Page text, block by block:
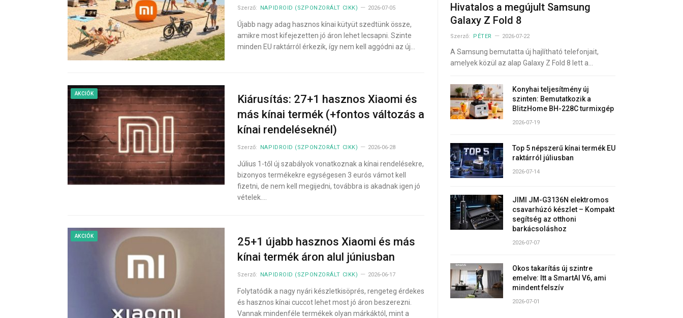
Szerző: NAPIDROID (SZPONZORÁLT CIKK) 2026-07-05
Újabb nagy adag hasznos kínai kütyüt szedtünk össze,
amikre most kifejezetten jó áron lehet lecsapni. Szinte
minden EU raktárról érkezik, így nem kell aggódni az új…
AKCIÓK
Kiárusítás: 27+1 hasznos Xiaomi és
más kínai termék (+fontos változás a
kínai rendeléseknél)
Szerző: NAPIDROID (SZPONZORÁLT CIKK) 2026-06-28
Július 1-től új szabályok vonatkoznak a kínai rendelésekre,
bizonyos termékekre egységesen 3 eurós vámot kell
fizetni, de nem kell megijedni, továbbra is akadnak igen jó
vételek.…
AKCIÓK
25+1 újabb hasznos Xiaomi és más
kínai termék áron alul júniusban
Szerző: NAPIDROID (SZPONZORÁLT CIKK) 2026-06-17
Folytatódik a nagy nyári készletkisöprés, rengeteg érdekes
és hasznos kínai cuccot lehet most jó áron beszerezni.
Vannak mindenféle termékek olyan márkáktól, mint a
Hivatalos a megújult Samsung
Galaxy Z Fold 8
Szerző: PÉTER 2026-07-22
A Samsung bemutatta új hajlítható telefonjait,
amelyek közül az alap Galaxy Z Fold 8 lett a…
Konyhai teljesítmény új
szinten: Bemutatkozik a
BlitzHome BH-228C turmixgép
2026-07-19
Top 5 népszerű kínai termék EU
raktárról júliusban
2026-07-14
JIMI JM-G3136N elektromos
csavarhúzó készlet – Kompakt
segítség az otthoni
barkácsoláshoz
2026-07-07
Okos takarítás új szintre
emelve: Itt a SmartAI V6, ami
mindent felszív
2026-07-01